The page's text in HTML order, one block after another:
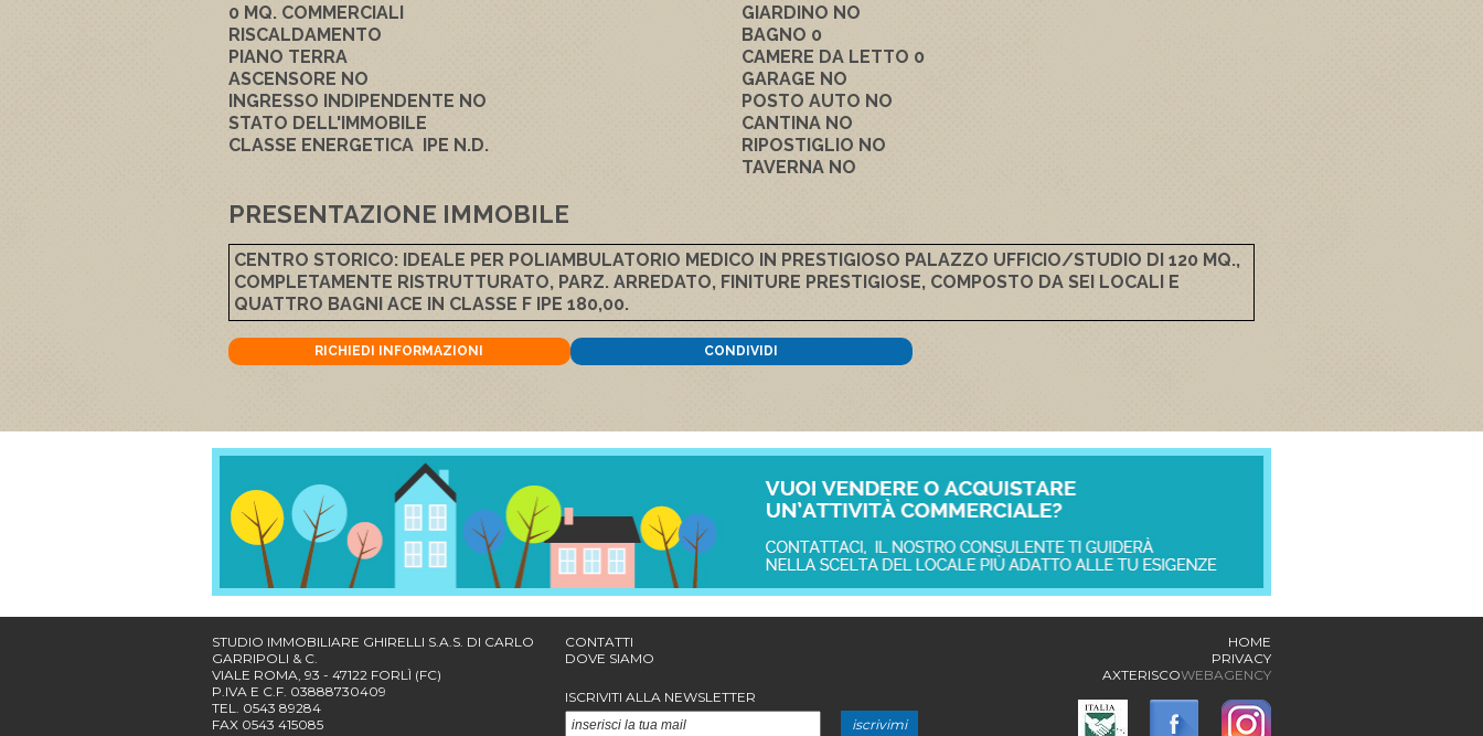
0 MQ. COMMERCIALI
RISCALDAMENTO
PIANO TERRA
ASCENSORE NO
INGRESSO INDIPENDENTE NO
STATO DELL'IMMOBILE
CLASSE ENERGETICA IPE N.D.
GIARDINO NO
BAGNO 0
CAMERE DA LETTO 0
GARAGE NO
POSTO AUTO NO
CANTINA NO
RIPOSTIGLIO NO
TAVERNA NO
PRESENTAZIONE IMMOBILE
CENTRO STORICO: IDEALE PER POLIAMBULATORIO MEDICO IN PRESTIGIOSO PALAZZO UFFICIO/STUDIO DI 120 MQ.,
COMPLETAMENTE RISTRUTTURATO, PARZ. ARREDATO, FINITURE PRESTIGIOSE, COMPOSTO DA SEI LOCALI E
QUATTRO BAGNI ACE IN CLASSE F IPE 180,00.
RICHIEDI INFORMAZIONI CONDIVIDI
STUDIO IMMOBILIARE GHIRELLI S.A.S. DI CARLO
GARRIPOLI & C.
VIALE ROMA, 93 - 47122 FORLÌ (FC)
P.IVA E C.F. 03888730409
TEL. 0543 89284
FAX 0543 415085
CONTATTI
DOVE SIAMO
ISCRIVITI ALLA NEWSLETTER
iscrivimi
HOME
PRIVACY
AXTERISCOWEBAGENCY